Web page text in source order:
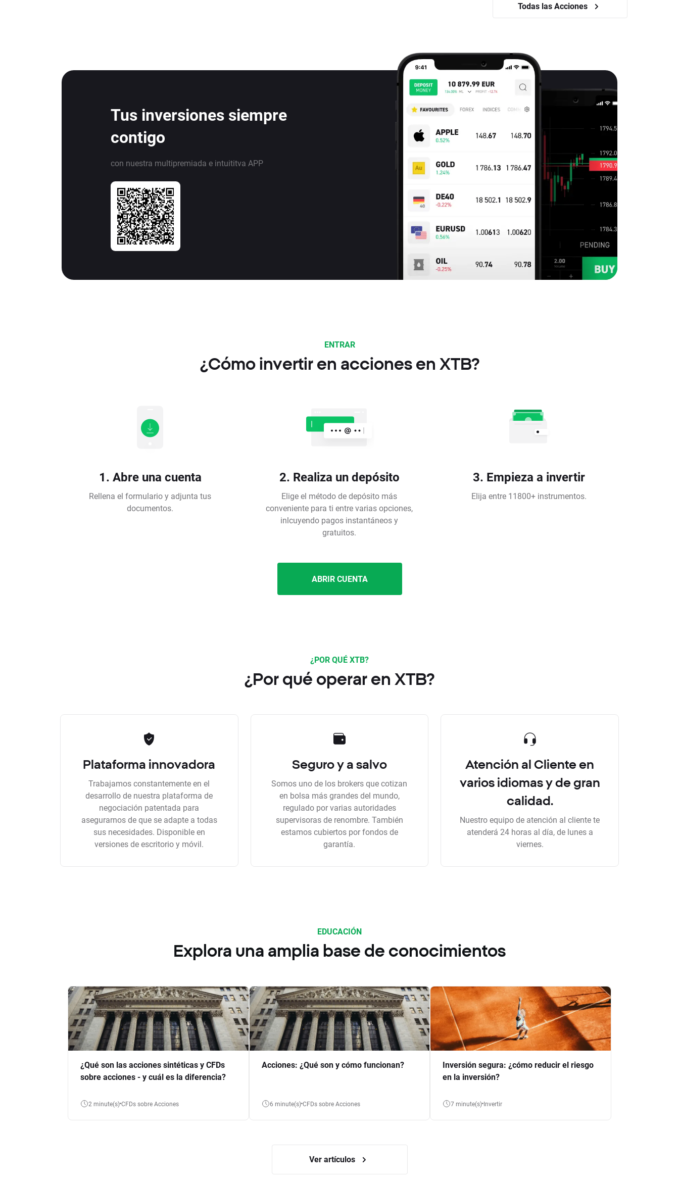
Todas las Acciones
Tus inversiones siempre
contigo
con nuestra multipremiada e intuititva APP
ENTRAR
¿Cómo invertir en acciones en XTB?
1. Abre una cuenta
Rellena el formulario y adjunta tus
documentos.
2. Realiza un depósito
Elige el método de depósito más
conveniente para ti entre varias opciones,
inlcuyendo pagos instantáneos y
gratuitos.
3. Empieza a invertir
Elija entre 11800+ instrumentos.
ABRIR CUENTA
¿POR QUÉ XTB?
¿Por qué operar en XTB?
Plataforma innovadora
Trabajamos constantemente en el
desarrollo de nuestra plataforma de
negociación patentada para
asegurarnos de que se adapte a todas
sus necesidades. Disponible en
versiones de escritorio y móvil.
Seguro y a salvo
Somos uno de los brokers que cotizan
en bolsa más grandes del mundo,
regulado por varias autoridades
supervisoras de renombre. También
estamos cubiertos por fondos de
garantía.
Atención al Cliente en
varios idiomas y de gran
calidad.
Nuestro equipo de atención al cliente te
atenderá 24 horas al día, de lunes a
viernes.
EDUCACIÓN
Explora una amplia base de conocimientos
¿Qué son las acciones sintéticas y CFDs
sobre acciones - y cuál es la diferencia?
2 minute(s) CFDs sobre Acciones
Acciones: ¿Qué son y cómo funcionan?
6 minute(s) CFDs sobre Acciones
Inversión segura: ¿cómo reducir el riesgo
en la inversión?
7 minute(s) Invertir
Ver artículos